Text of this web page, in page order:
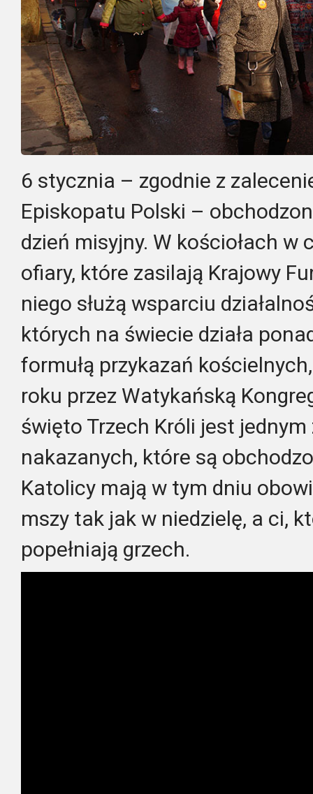
6 stycznia – zgodnie z
Episkopatu Polski –
dzień misyjny. W kościołach w
ofiary, które zasilają Krajowy
niego służą wsparciu
których na świecie działa
formułą przykazań
roku przez Watykańską
święto Trzech Króli jest
nakazanych, które są
Katolicy mają w tym dniu
mszy tak jak w niedzielę, a ci,
popełniają grzech.